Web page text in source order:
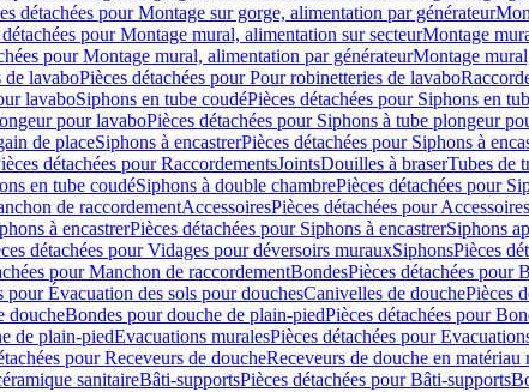
détachées pour Montage sur gorge, alimentation par générateur
détachées pour Montage mural, alimentation sur secteurMontage
pour Montage mural, alimentation par générateurMontage
de lavaboPièces détachées pour Pour robinetteries de lavabo
lavaboSiphons en tube coudéPièces détachées pour Siphons en
pour lavaboPièces détachées pour Siphons à tube plongeur
de placeSiphons à encastrerPièces détachées pour Siphons à
détachées pour RaccordementsJointsDouilles à braserTubes de
en tube coudéSiphons à double chambrePièces détachées pour
de raccordementAccessoiresPièces détachées pour Accessoires
à encastrerPièces détachées pour Siphons à encastrerSiphons
détachées pour Vidages pour déversoirs murauxSiphonsPièces
pour Manchon de raccordementBondesPièces détachées pour
pour Évacuation des sols pour douchesCanivelles de douchePièces
doucheBondes pour douche de plain-piedPièces détachées pour
de plain-piedEvacuations muralesPièces détachées pour
pour Receveurs de doucheReceveurs de douche en matériau
sanitaireBâti-supportsPièces détachées pour Bâti-supports